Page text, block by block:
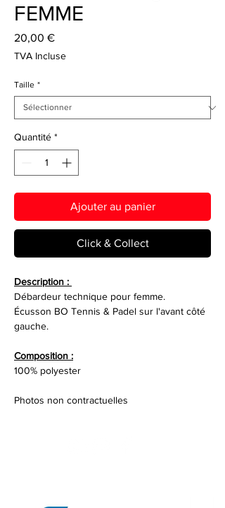
FEMME
20,00 €Prix
TVA Incluse
Taille *
Quantité *
Ajouter au panier
Click & Collect
Description :
Débardeur technique pour femme.
Écusson BO Tennis & Padel sur l'avant côté
gauche.
Composition :
100% polyester
Photos non contractuelles